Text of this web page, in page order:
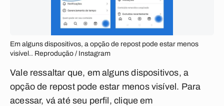
Em alguns dispositivos, a opção de repost pode estar menos
visível.. Reprodução / Instagram
Vale ressaltar que, em alguns dispositivos, a
opção de repost pode estar menos visível. Para
acessar, vá até seu perfil, clique em